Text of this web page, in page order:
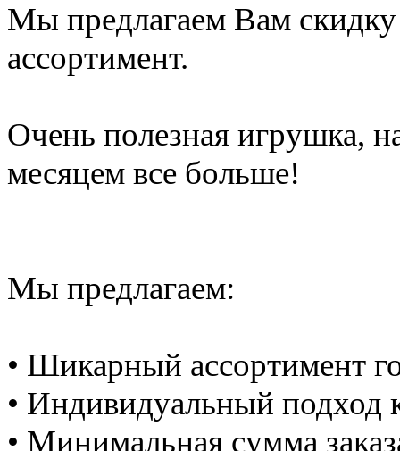
Мы предлагаем Вам
ассортимент.
Очень полезная игрушка,
месяцем все больше!
Мы предлагаем:
• Шикарный ассортимент
• Индивидуальный подход
• Минимальная сумма